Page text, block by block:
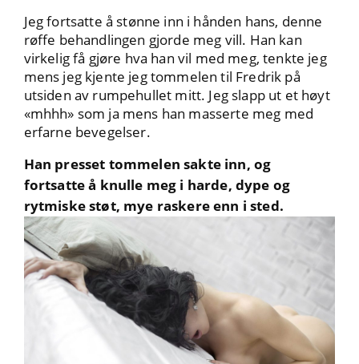
Jeg fortsatte å stønne inn i hånden hans, denne
røffe behandlingen gjorde meg vill. Han kan
virkelig få gjøre hva han vil med meg, tenkte jeg
mens jeg kjente jeg tommelen til Fredrik på
utsiden av rumpehullet mitt. Jeg slapp ut et høyt
«mhhh» som ja mens han masserte meg med
erfarne bevegelser.
Han presset tommelen sakte inn, og
fortsatte å knulle meg i harde, dype og
rytmiske støt, mye raskere enn i sted.